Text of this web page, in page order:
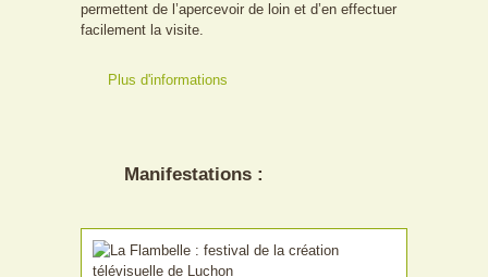
permettent de l’apercevoir de loin et d’en effectuer
facilement la visite.
Plus d'informations
Manifestations :